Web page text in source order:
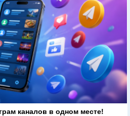
каналов в одном месте!